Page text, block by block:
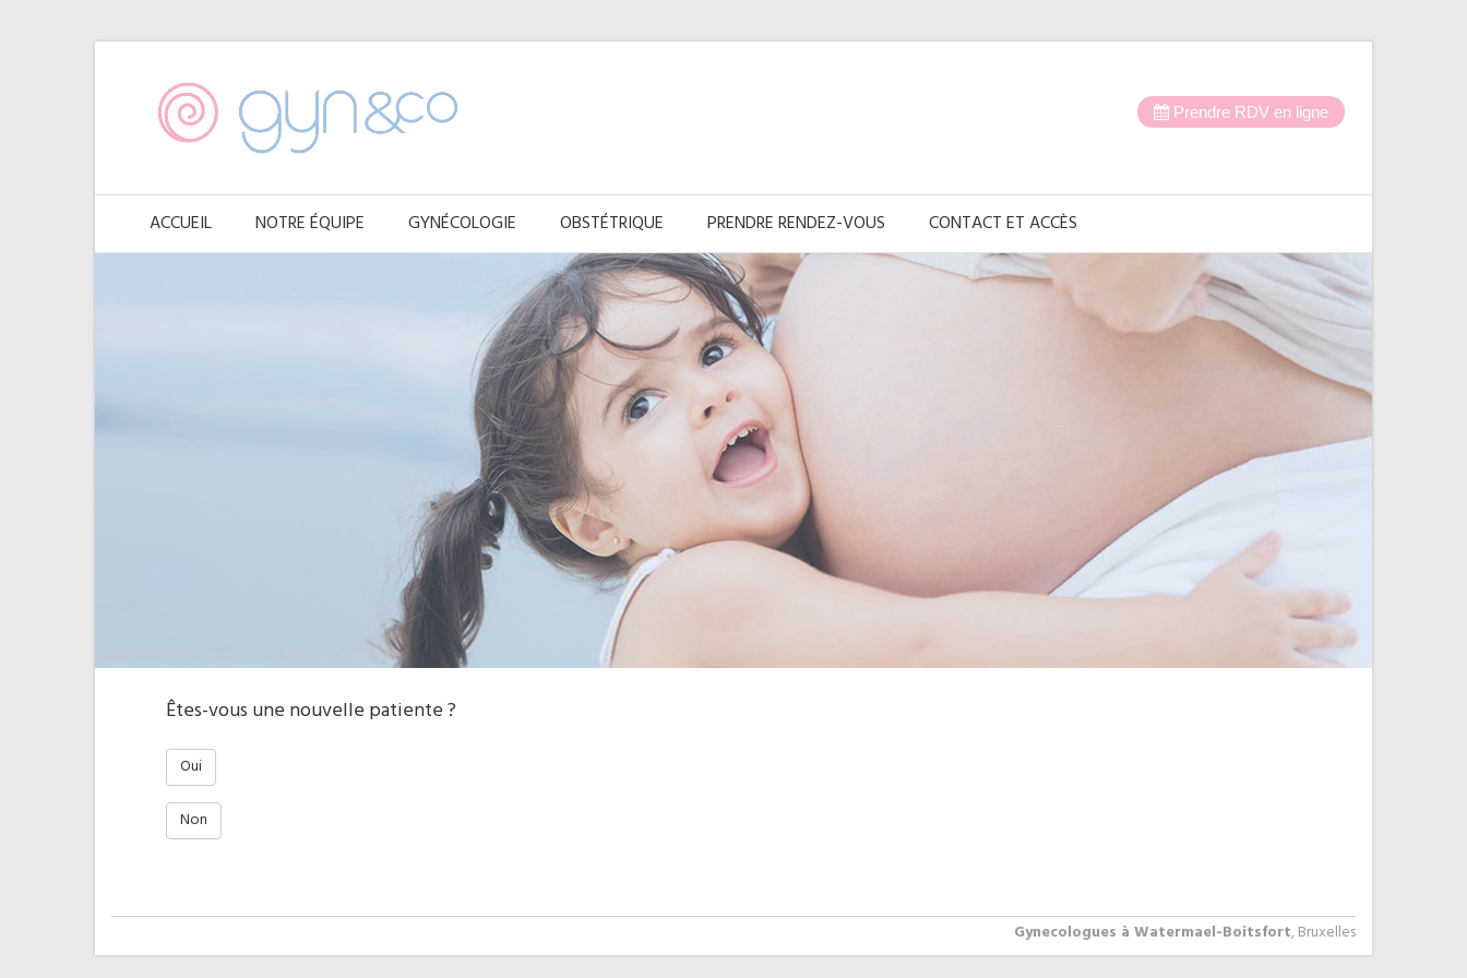
Prendre RDV en ligne
ACCUEIL NOTRE ÉQUIPE GYNÉCOLOGIE OBSTÉTRIQUE PRENDRE RENDEZ-VOUS CONTACT ET ACCÈS
Êtes-vous une nouvelle patiente ?
Oui
Non
Gynecologues à Watermael-Boitsfort, Bruxelles